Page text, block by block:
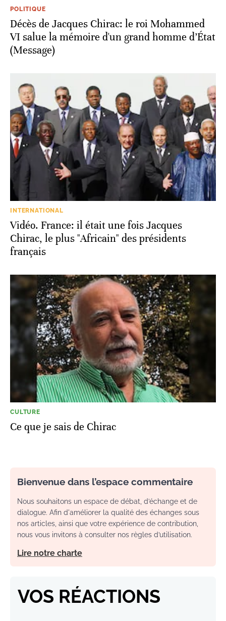
POLITIQUE
Décès de Jacques Chirac: le roi Mohammed
VI salue la mémoire d'un grand homme d’État
(Message)
INTERNATIONAL
Vidéo. France: il était une fois Jacques
Chirac, le plus "Africain" des présidents
français
CULTURE
Ce que je sais de Chirac
Bienvenue dans l’espace commentaire
Nous souhaitons un espace de débat, d’échange et de
dialogue. Afin d'améliorer la qualité des échanges sous
nos articles, ainsi que votre expérience de contribution,
nous vous invitons à consulter nos règles d’utilisation.
Lire notre charte
VOS RÉACTIONS